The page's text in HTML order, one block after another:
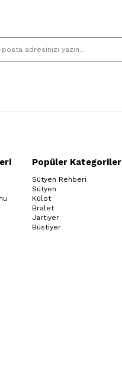
Popüler Kategoriler
Sütyen Rehberi
Sütyen
Külot
Bralet
Jartiyer
Büstiyer